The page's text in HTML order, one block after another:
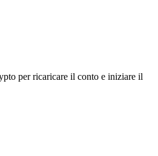
per ricaricare il conto e iniziare il